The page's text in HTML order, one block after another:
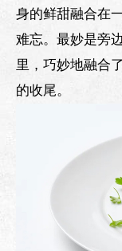
身的鲜甜融合在
难忘。最妙是旁
里，巧妙地融合
的收尾。